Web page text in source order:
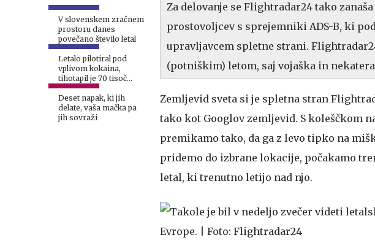
V slovenskem zračnem
prostoru danes
povečano število letal
Letalo pilotiral pod
vplivom kokaina,
tihotapil je 70 tisoč
tablet ekstazija #video
Deset napak, ki jih
delate, vaša mačka pa
jih sovraži
Za delovanje se Flightradar24 tako
prostovoljcev s sprejemniki ADS-B, ki
upravljavcem spletne strani.
(potniškim) letom, saj vojaška in
Zemljevid sveta si je spletna stran
tako kot Googlov zemljevid. S koleščkom
premikamo tako, da ga z levo tipko na
pridemo do izbrane lokacije, počakamo
letal, ki trenutno letijo nad njo.